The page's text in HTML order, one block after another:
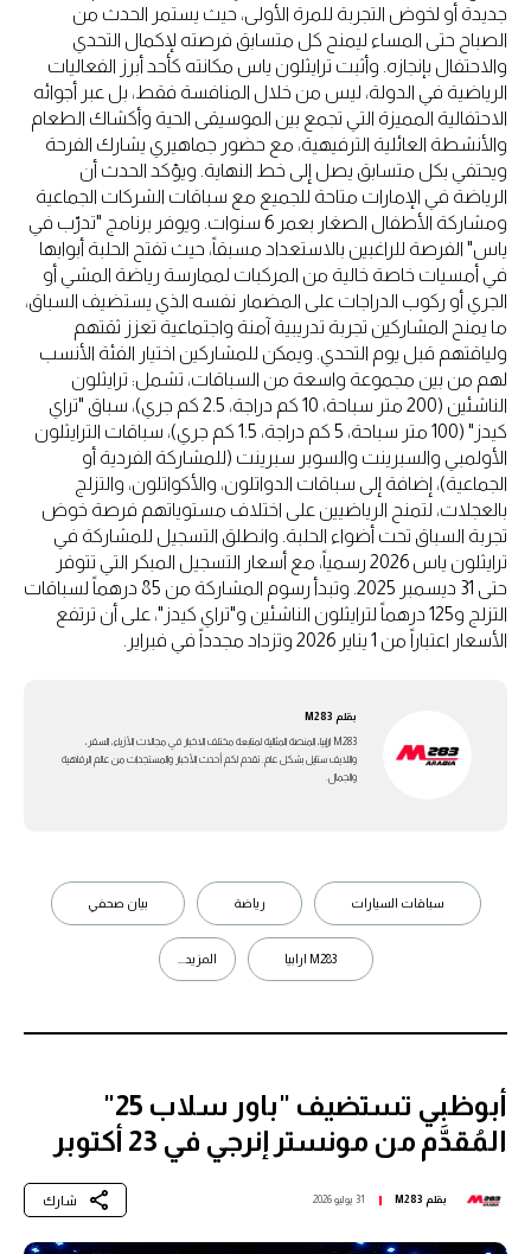
جديدة أو لخوض التجربة للمرة الأولى، حيث يستمر الحدث من
الصباح حتى المساء ليمنح كل متسابق فرصته لإكمال التحدي
والاحتفال بإنجازه. وأثبت ترايثلون ياس مكانته كأحد أبرز الفعاليات
الرياضية في الدولة، ليس من خلال المنافسة فقط، بل عبر أجوائه
الاحتفالية المميزة التي تجمع بين الموسيقى الحية وأكشاك الطعام
والأنشطة العائلية الترفيهية، مع حضور جماهيري يشارك الفرحة
ويحتفي بكل متسابق يصل إلى خط النهاية. ويؤكد الحدث أن
الرياضة في الإمارات متاحة للجميع مع سباقات الشركات الجماعية
ومشاركة الأطفال الصغار بعمر 6 سنوات. ويوفر برنامج "تدرّب في
ياس" الفرصة للراغبين بالاستعداد مسبقاً، حيث تفتح الحلبة أبوابها
في أمسيات خاصة خالية من المركبات لممارسة رياضة المشي أو
الجري أو ركوب الدراجات على المضمار نفسه الذي يستضيف السباق،
ما يمنح المشاركين تجربة تدريبية آمنة واجتماعية تعزز ثقتهم
ولياقتهم قبل يوم التحدي. ويمكن للمشاركين اختيار الفئة الأنسب
لهم من بين مجموعة واسعة من السباقات، تشمل: ترايثلون
الناشئين (200 متر سباحة، 10 كم دراجة، 2.5 كم جري)، سباق "تراي
كيدز" (100 متر سباحة، 5 كم دراجة، 1.5 كم جري)، سباقات الترايثلون
الأولمبي والسبرينت والسوبر سبرينت (للمشاركة الفردية أو
الجماعية)، إضافة إلى سباقات الدواتلون، والأكواتلون، والتزلج
بالعجلات، لتمنح الرياضيين على اختلاف مستوياتهم فرصة خوض
تجربة السباق تحت أضواء الحلبة. وانطلق التسجيل للمشاركة في
ترايثلون ياس 2026 رسمياً، مع أسعار التسجيل المبكر التي تتوفر
حتى 31 ديسمبر 2025. وتبدأ رسوم المشاركة من 85 درهماً لسباقات
التزلج و125 درهماً لترايثلون الناشئين و"تراي كيدز"، على أن ترتفع
الأسعار اعتباراً من 1 يناير 2026 وتزداد مجدداً في فبراير.
بقلم M283
M283 ارابيا، المنصة المثالية لمتابعة مختلف الاخبار في مجالات الأزياء، السفر،
واللايف ستايل بشكل عام. تقدم لكم أحدث الأخبار والمستجدات من عالم الرفاهية
والجمال.
سباقات السيارات رياضة بيان صحفي
M283 ارابيا المزيد...
أبوظبي تستضيف "باور سلاب 25"
المُقدَّم من مونستر إنرجي في 23 أكتوبر
بقلم M283 31 يوليو 2026 شارك